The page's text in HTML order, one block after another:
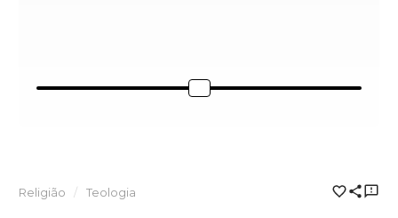
Religião Teologia